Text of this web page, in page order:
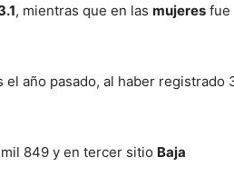
, mientras que en las mujeres fue
año pasado, al haber registrado
849 y en tercer sitio Baja